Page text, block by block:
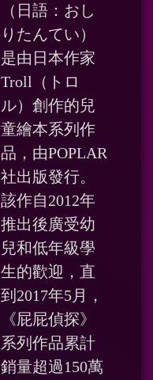
（日語：おし
りたんてい）
是由日本作家
Troll（トロ
ル）創作的兒
童繪本系列作
品，由POPLAR
社出版發行。
該作自2012年
推出後廣受幼
兒和低年級學
生的歡迎，直
到2017年5月，
《屁屁偵探》
系列作品累計
銷量超過150萬